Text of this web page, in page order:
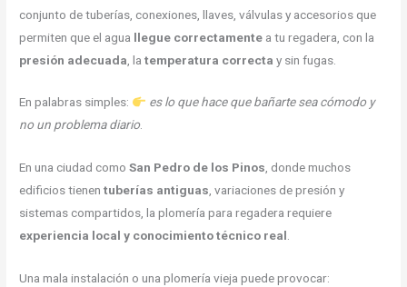
conjunto de tuberías, conexiones, llaves, válvulas y accesorios que
permiten que el agua llegue correctamente a tu regadera, con la
presión adecuada , latemperatura correcta y sin fugas.
En palabras simples:
es lo que hace que bañarte sea cómodo y
no un problema diario.
En una ciudad comoSan Pedro de los Pinos, donde muchos
edificios tienentuberías antiguas, variaciones de presión y
sistemas compartidos, la plomería para regadera requiere
experiencia local y conocimiento técnico real.
Una mala instalación o una plomería vieja puede provocar: